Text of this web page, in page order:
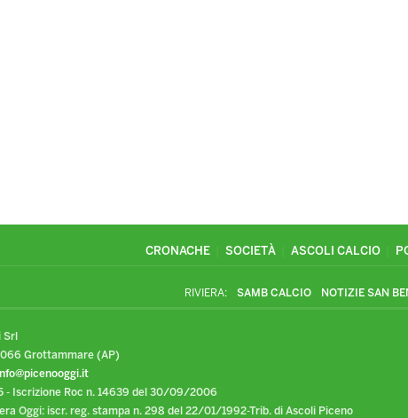
CRONACHE SOCIETÀ ASCOLI CALCIO
RIVIERA: SAMB CALCIO NOTIZIE SAN
Grottammare (AP)
- Iscrizione Roc n. 14639 del 30/09/2006
Oggi: iscr. reg. stampa n. 298 del 22/01/1992-Trib. di Ascoli Piceno